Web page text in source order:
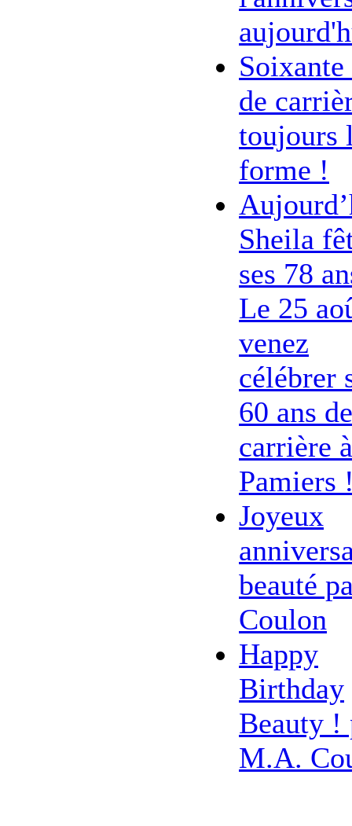
Soixante
de
toujours
forme !
Sheila
ses 78
Le 25
venez
célébrer
60 ans de
carrière à
Pamiers
Joyeux
beauté
Coulon
Happy
Birthday
Beauty !
M.A.